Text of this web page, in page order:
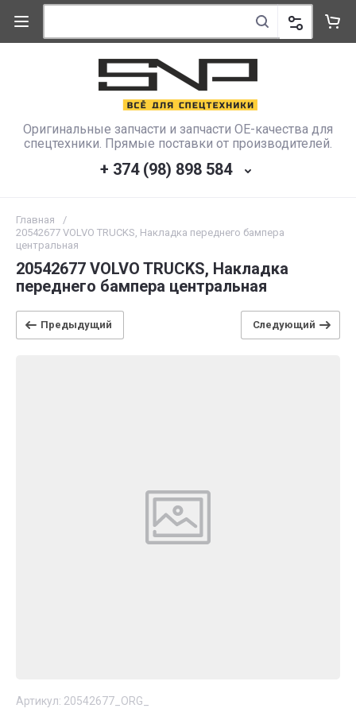
Оригинальные запчасти и запчасти OE-качества для
спецтехники. Прямые поставки от производителей.
+ 374 (98) 898 584
Главная
/
20542677 VOLVO TRUCKS, Накладка переднего бампера
центральная
20542677 VOLVO TRUCKS, Накладка
переднего бампера центральная
Предыдущий Следующий
Артикул: 20542677_ORG_